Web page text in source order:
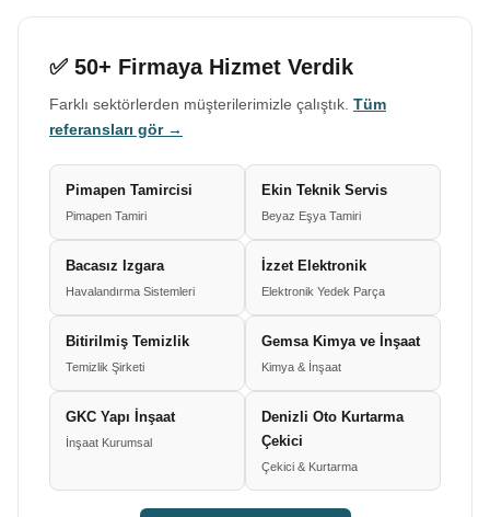
✅ 50+ Firmaya Hizmet Verdik
Farklı sektörlerden müşterilerimizle çalıştık. Tüm
referansları gör →
Pimapen Tamircisi
Pimapen Tamiri
Ekin Teknik Servis
Beyaz Eşya Tamiri
Bacasız Izgara
Havalandırma Sistemleri
İzzet Elektronik
Elektronik Yedek Parça
Bitirilmiş Temizlik
Temizlik Şirketi
Gemsa Kimya ve İnşaat
Kimya & İnşaat
GKC Yapı İnşaat
İnşaat Kurumsal
Denizli Oto Kurtarma
Çekici
Çekici & Kurtarma